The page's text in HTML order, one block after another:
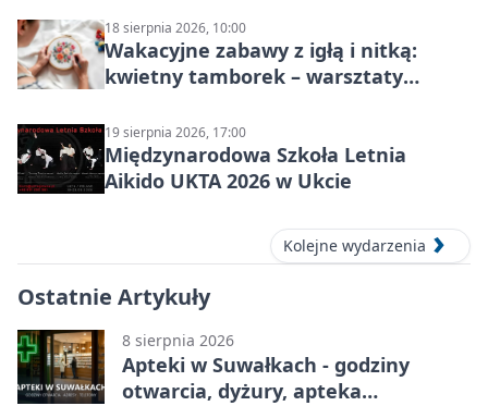
18 sierpnia 2026, 10:00
Wakacyjne zabawy z igłą i nitką:
kwietny tamborek – warsztaty
19 sierpnia 2026, 17:00
Międzynarodowa Szkoła Letnia
Aikido UKTA 2026 w Ukcie
Kolejne wydarzenia
Ostatnie Artykuły
8 sierpnia 2026
Apteki w Suwałkach - godziny
otwarcia, dyżury, apteka